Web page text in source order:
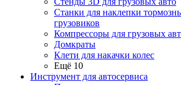
Станки для наклепки
грузовиков
Компрессоры для грузовых
Домкраты
Клети для накачки колес
Ещё 10
Инструмент для автосервиса